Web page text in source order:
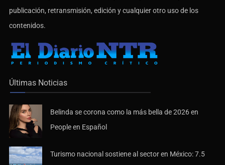
publicación, retransmisión, edición y cualquier otro uso de los
contenidos.
Últimas Noticias
Belinda se corona como la más bella de 2026 en
People en Español
Turismo nacional sostiene al sector en México: 7.5